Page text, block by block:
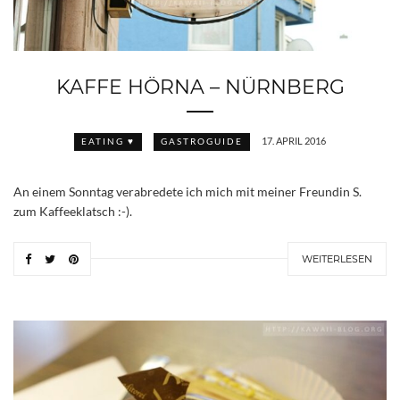
KAFFE HÖRNA – NÜRNBERG
EATING ♥ GASTROGUIDE 17. APRIL 2016
An einem Sonntag verabredete ich mich mit meiner Freundin S.
zum Kaffeeklatsch :-).
WEITERLESEN